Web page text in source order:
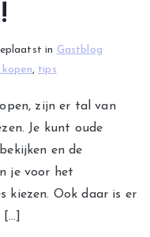
in Gastblog
kopen, tips
zijn er tal van
Je kunt oude
en de
je voor het
kiezen. Ook daar is er